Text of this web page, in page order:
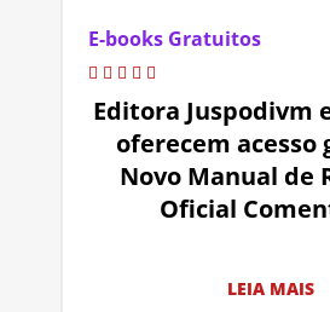
E-books Gratuitos
Editora Juspodivm
oferecem acesso
Novo Manual de
Oficial
LEIA MAIS